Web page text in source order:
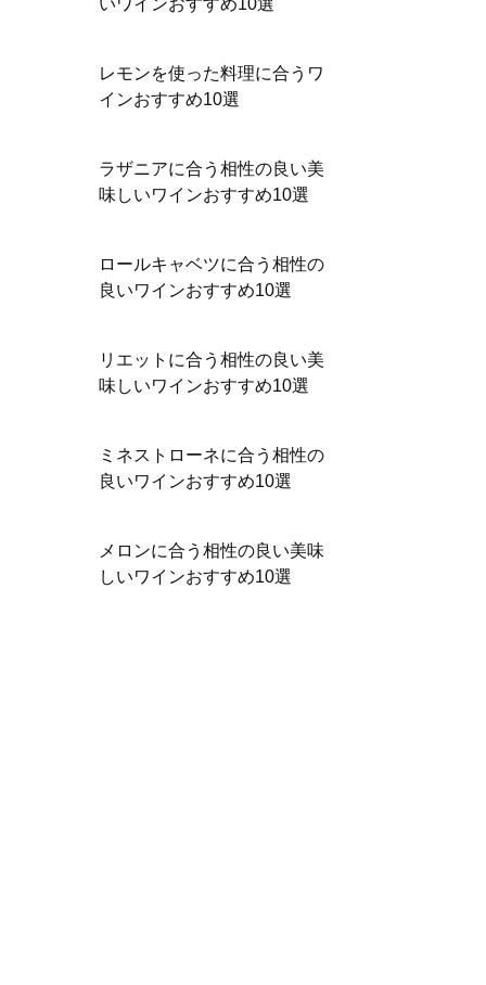
いワインおすすめ10選
レモンを使った料理に合うワ
インおすすめ10選
ラザニアに合う相性の良い美
味しいワインおすすめ10選
ロールキャベツに合う相性の
良いワインおすすめ10選
リエットに合う相性の良い美
味しいワインおすすめ10選
ミネストローネに合う相性の
良いワインおすすめ10選
メロンに合う相性の良い美味
しいワインおすすめ10選